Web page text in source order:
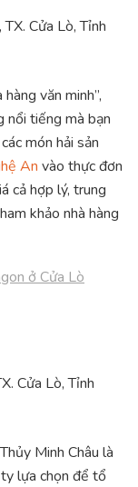
Cửa Lò, Tỉnh
văn minh”,
nổi tiếng mà bạn
món hải sản
An vào thực đơn
cả hợp lý, trung
khảo nhà hàng
Cửa Lò, Tỉnh
Minh Châu là
lựa chọn để tổ